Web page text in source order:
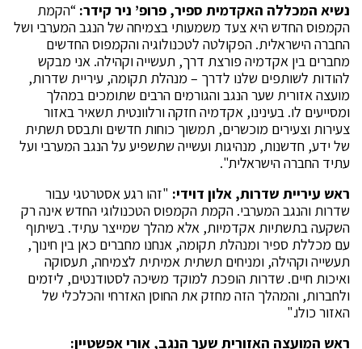
נשיא המכללה האקדמית ספיר, פרופ’ ניר קידר:“הקמת
הקמפוס החדש היא צעד משמעותי בצמיחה של הנגב המערבי ושל
החברה הישראלית. הפקולטה לטכנולוגיה והקמפוס החדשים
מחברים בין אקדמיה פורצת דרך, תעשייה וקהילה. אני מבקש
להודות לשותפים שלנו לדרך – מנהלת תקומה, עיריית שדרות,
מועצה אזורית שער הנגב והגורמים הרבים שתומכים במהלך
ומסייעים לו. בעינינו, אקדמיה חזקה ורלוונטית תשאיר באזור
צעירות וצעירים מוכשרים, תמשוך כוחות חדשים ותבסס תשתית
של ידע, חדשנות, מנהיגות ועשייה שתשפיע על הנגב המערבי ועל
עתיד החברה הישראלית".
ראש עיריית שדרות, אלון דוידי:"זהו רגע אסטרטגי עבור
שדרות והנגב המערבי. הקמת הקמפוס הטכנולוגי החדש אינה רק
השקעה בתשתיות אקדמיות, אלא מהלך שמייצר עתיד. בשיתוף
עם מכללת ספיר ומנהלת תקומה, אנחנו מחברים כאן בין חינוך,
תעשייה וקהילה, ומניחים תשתית אמיתית לצמיחה, תעסוקה
ואיכות חיים. שדרות הופכת למוקד משיכה לסטודנטים, ליזמים
ולחברות, והמהלך הזה מחזק את החוסן האזרחי והכלכלי של
האזור כולו."
ראש המועצה האזורית שער הנגב, אורי אפשטיין: